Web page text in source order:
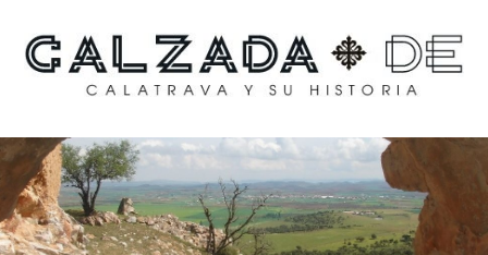
Calzada de Calatrava y
su historia